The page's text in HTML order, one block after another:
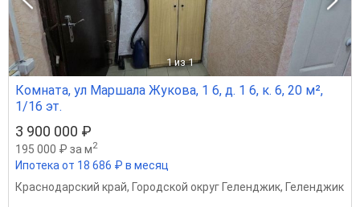
1 из 1
Комната, ул Маршала Жукова, 1 6, д. 1 6, к. 6, 20 м²,
1/16 эт.
3 900 000 ₽
195 000 ₽ за м2
Ипотека от 18 686 ₽ в месяц
Краснодарский край, Городской округ Геленджик, Геленджик